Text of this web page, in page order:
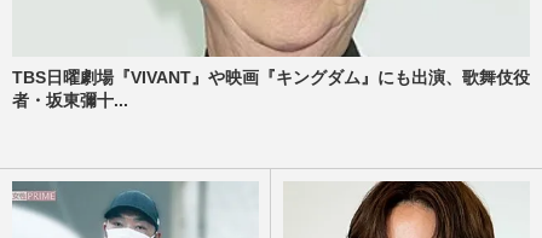
TBS日曜劇場『VIVANT』や映画『キングダム』にも出演、歌舞伎役
者・坂東彌十...